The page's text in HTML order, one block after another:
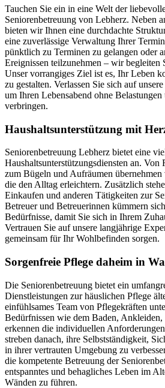
Tauchen Sie ein in eine Welt der
Seniorenbetreuung von Lebherz. Neben
bieten wir Ihnen eine durchdachte
eine zuverlässige Verwaltung Ihrer
pünktlich zu Terminen zu gelangen oder
Ereignissen teilzunehmen – wir begleiten
Unser vorrangiges Ziel ist es, Ihr Leben
zu gestalten. Verlassen Sie sich auf
um Ihren Lebensabend ohne
verbringen.
Haushalts­unterstützung mit
Seniorenbetreuung Lebherz bietet eine
Haushaltsunterstützungsdiensten an. Von
zum Bügeln und Aufräumen
die den Alltag erleichtern. Zusätzlich
Einkaufen und anderen Tätigkeiten zur
Betreuer und Betreuerinnen kümmern
Bedürfnisse, damit Sie sich in Ihrem
Vertrauen Sie auf unsere langjährige
gemeinsam für Ihr Wohlbefinden sorgen.
Sorgenfreie Pflege daheim in
Die Seniorenbetreuung bietet ein
Dienstleistungen zur häuslichen Pflege
einfühlsames Team von Pflegekräften
Bedürfnissen wie dem Baden, Ankleiden,
erkennen die individuellen
streben danach, ihre Selbstständigkeit,
in ihrer vertrauten Umgebung zu
die kompetente Betreuung der
entspanntes und behagliches Leben im
Wänden zu führen.